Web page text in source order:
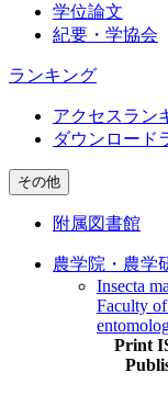
学位論文
紀要・学協会
ランキング
アクセスラン
ダウンロード
その他
附属図書館
農学院・農学
Insecta
Faculty
Print